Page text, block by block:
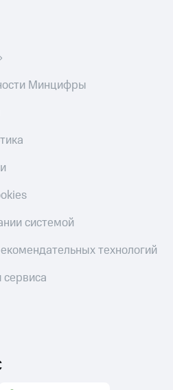
Минцифры
системой
технологий
сервиса